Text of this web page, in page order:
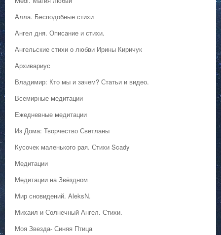
Алла. Бесподобные стихи
Ангел дня. Описание и стихи.
Ангельские стихи о любви Ирины Киричук
Архивариус
Владимир: Кто мы и зачем? Статьи и видео.
Всемирные медитации
Ежедневные медитации
Из Дома: Творчество Светланы
Кусочек маленького рая. Стихи Scady
Медитации
Медитации на Звёздном
Мир сновидений. AleksN.
Михаил и Солнечный Ангел. Стихи.
Моя Звезда- Синяя Птица